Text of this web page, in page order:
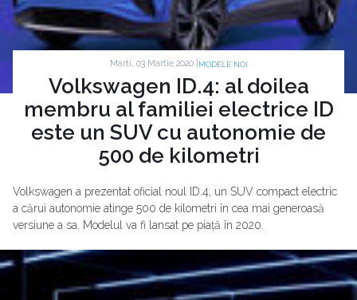
Marti, 03 Martie 2020 | MODELE NOI
Volkswagen ID.4: al doilea
membru al familiei electrice ID
este un SUV cu autonomie de
500 de kilometri
Volkswagen a prezentat oficial noul ID.4, un SUV compact electric
a cărui autonomie atinge 500 de kilometri în cea mai generoasă
versiune a sa. Modelul va fi lansat pe piață în 2020.